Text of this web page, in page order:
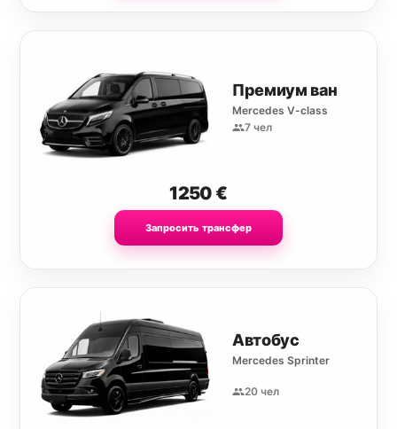
Премиум ван
Mercedes V-class
7 чел
1250€
Запросить трансфер
Автобус
Mercedes Sprinter
20 чел